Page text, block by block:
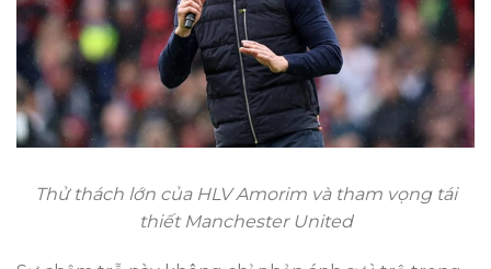
Thử thách lớn của HLV Amorim và tham vọng tái
thiết Manchester United